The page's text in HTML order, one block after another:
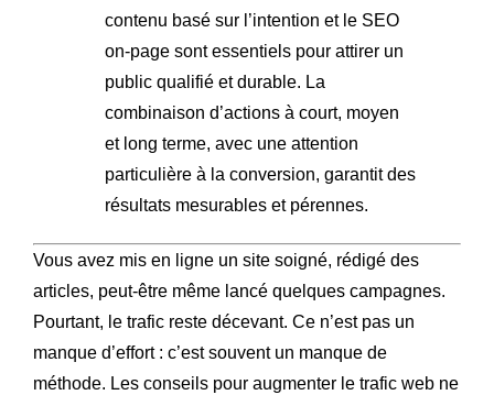
contenu basé sur l’intention et le SEO
on-page sont essentiels pour attirer un
public qualifié et durable. La
combinaison d’actions à court, moyen
et long terme, avec une attention
particulière à la conversion, garantit des
résultats mesurables et pérennes.
Vous avez mis en ligne un site soigné, rédigé des
articles, peut-être même lancé quelques campagnes.
Pourtant, le trafic reste décevant. Ce n’est pas un
manque d’effort : c’est souvent un manque de
méthode. Les conseils pour augmenter le trafic web ne